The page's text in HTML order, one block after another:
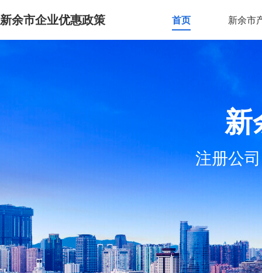
新余市企业优惠政策 首页 新余市
新
注册公